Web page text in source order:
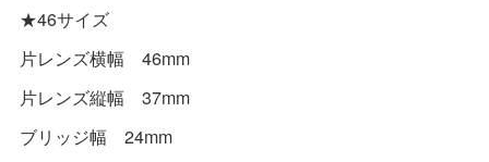
★46サイズ
片レンズ横幅 46mm
片レンズ縦幅 37mm
ブリッジ幅 24mm